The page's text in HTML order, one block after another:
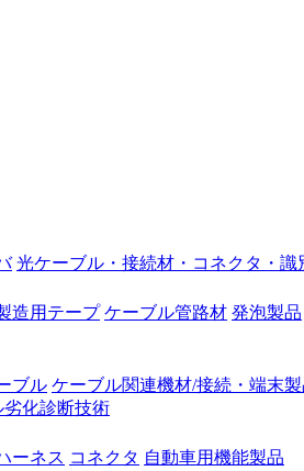
光ケーブル・接続材・コネクタ・識
造用テープ ケーブル管路材 発泡製品
ブル ケーブル関連機材/接続・端末製
化診断技術
ーネス コネクタ 自動車用機能製品